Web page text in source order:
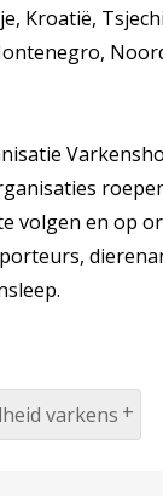
Kroatië,
volgen en op
varkens